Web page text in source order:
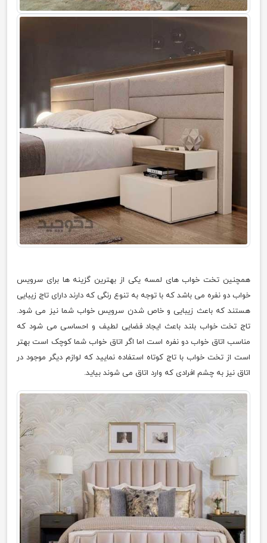
همچنین تخت خواب های لمسه یکی از بهترین گزینه ها برای سرویس
خواب دو نفره می باشد که با توجه به تنوع رنگی که دارند دارای تاج زیبایی
هستند که باعث زیبایی و خاص شدن سرویس خواب شما نیز می شود.
تاج تخت خواب بلند باعث ایجاد فضایی لطیف و احساسی می شود که
مناسب اتاق خواب دو نفره است اما اگر اتاق خواب شما کوچک است بهتر
است از تخت خواب با تاج کوتاه استفاده نمایید که لوازم دیگر موجود در
اتاق نیز به چشم افرادی که وارد اتاق می شوند بیاید.